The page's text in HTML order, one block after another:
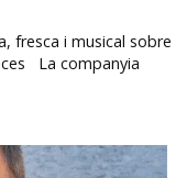
fresca i musical sobre
La companyia